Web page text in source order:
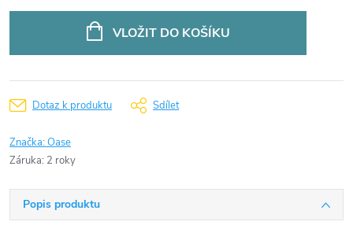
VLOŽIT DO KOŠÍKU
Dotaz k produktu Sdílet
Značka:Oase
Záruka: 2 roky
Popis produktu